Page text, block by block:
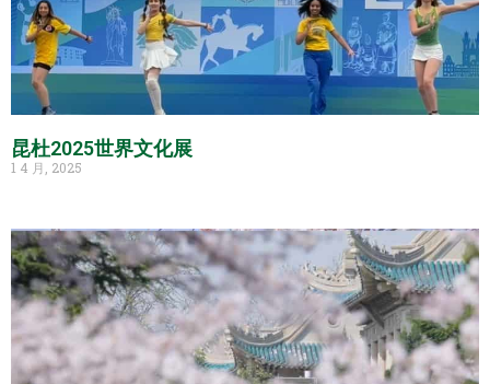
昆杜2025世界文化展
1 4 月, 2025